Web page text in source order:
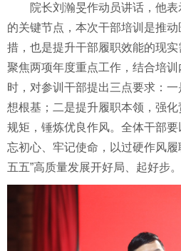
院长刘瀚旻作动员讲话，他
的关键节点，本次干部培训是推
措，也是提升干部履职效能的现
聚焦两项年度重点工作，结合培
时，对参训干部提出三点要求：
想根基；二是提升履职本领，强
规矩，锤炼优良作风。全体干部
忘初心、牢记使命，以过硬作风
五五”高质量发展开好局、起好步。